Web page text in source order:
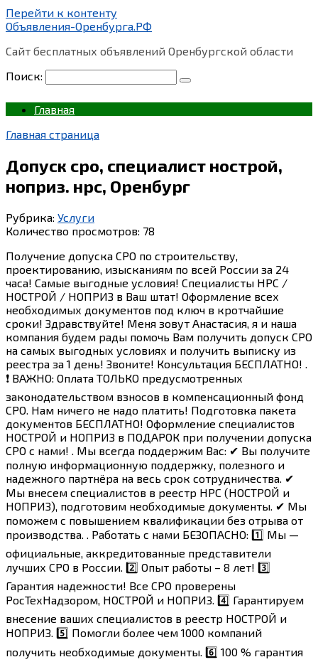
Перейти к контенту
Объявления-Оренбурга.РФ
Сайт бесплатных объявлений Оренбургской области
Поиск:
Главная
Главная страница
Допуск сро, специалист нострой,
ноприз. нрс, Оренбург
Рубрика: Услуги
Количество просмотров: 78
Получение допуска СРО по строительству,
проектированию, изысканиям по всей России за 24
часа! Самые выгодные условия! Специалисты НРС /
НОСТРОЙ / НОПРИЗ в Ваш штат! Оформление всех
необходимых документов под ключ в кротчайшие
сроки! Здравствуйте! Меня зовут Анастасия, я и наша
компания будем рады помочь Вам получить допуск СРО
на самых выгодных условиях и получить выписку из
реестра за 1 день! Звоните! Консультация БЕСПЛАТНО! .
❗ ВАЖНО: Оплата ТОЛЬКО предусмотренных
законодательством взносов в компенсационный фонд
СРО. Нам ничего не надо платить! Подготовка пакета
документов БЕСПЛАТНО! Оформление специалистов
НОСТРОЙ и НОПРИЗ в ПОДАРОК при получении допуска
СРО с нами! . Мы всегда поддержим Вас: ✔ Вы получите
полную информационную поддержку, полезного и
надежного партнёра на весь срок сотрудничества. ✔
Мы внесем специалистов в реестр НРС (НОСТРОЙ и
НОПРИЗ), подготовим необходимые документы. ✔ Мы
поможем с повышением квалификации без отрыва от
производства. . Работать с нами БЕЗОПАСНО: 1️⃣ Мы —
официальные, аккредитованные представители
лучших СРО в России. 2️⃣ Опыт работы – 8 лет! 3️⃣
Гарантия надежности! Все СРО проверены
РосТехНадзором, НОСТРОЙ и НОПРИЗ. 4️⃣ Гарантируем
внесение ваших специалистов в реестр НОСТРОЙ и
НОПРИЗ. 5️⃣ Помогли более чем 1000 компаний
получить необходимые документы. 6️⃣ 100 % гарантия